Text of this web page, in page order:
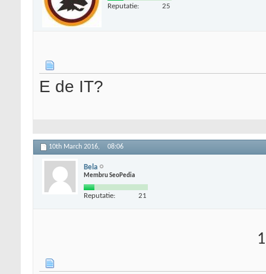
Reputatie: 25
E de IT?
10th March 2016, 08:06
Bela
Membru SeoPedia
Reputatie: 21